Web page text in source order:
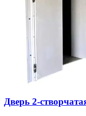
Дверь 2-